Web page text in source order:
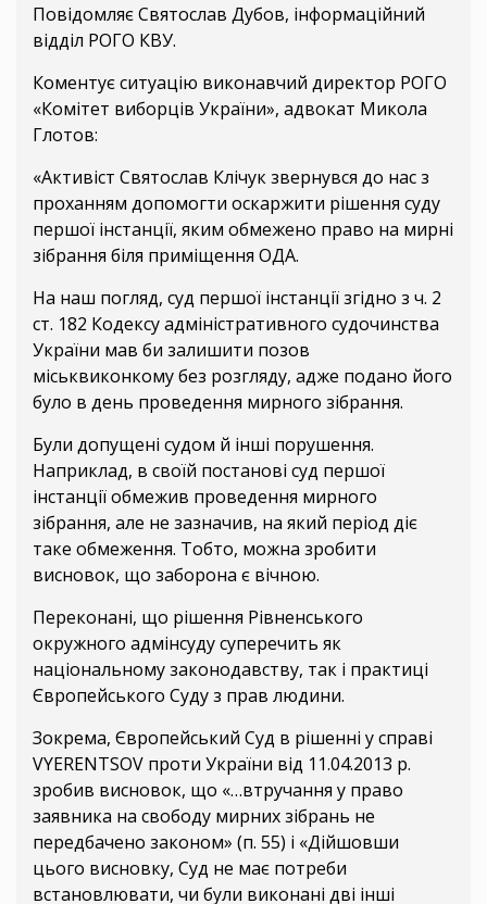
Повідомляє Святослав Дубов, інформаційний
відділ РОГО КВУ.
Коментує ситуацію виконавчий директор РОГО
«Комітет виборців України», адвокат Микола
Глотов:
«Активіст Святослав Клічук звернувся до нас з
проханням допомогти оскаржити рішення суду
першої інстанції, яким обмежено право на мирні
зібрання біля приміщення ОДА.
На наш погляд, суд першої інстанції згідно з ч. 2
ст. 182 Кодексу адміністративного судочинства
України мав би залишити позов
міськвиконкому без розгляду, адже подано його
було в день проведення мирного зібрання.
Були допущені судом й інші порушення.
Наприклад, в своїй постанові суд першої
інстанції обмежив проведення мирного
зібрання, але не зазначив, на який період діє
таке обмеження. Тобто, можна зробити
висновок, що заборона є вічною.
Переконані, що рішення Рівненського
окружного адмінсуду суперечить як
національному законодавству, так і практиці
Європейського Суду з прав людини.
Зокрема, Європейський Суд в рішенні у справі
VYERENTSOV проти України від 11.04.2013 р.
зробив висновок, що «…втручання у право
заявника на свободу мирних зібрань не
передбачено законом» (п. 55) і «Дійшовши
цього висновку, Суд не має потреби
встановлювати, чи були виконані дві інші